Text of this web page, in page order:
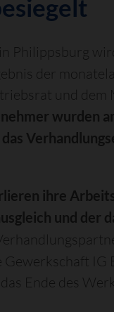
in Philippsburg
der
und dem
wurden
ihre
und der
Gewerkschaft IG
Ende des